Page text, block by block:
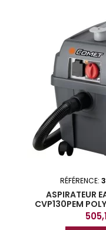
RÉFÉRENCE:
ASPIRATEUR
CVP130PEM
Prix